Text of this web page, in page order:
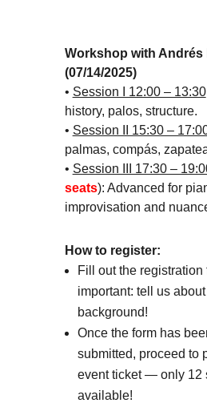
Workshop with Andrés
(07/14/2025)
• Session I 12:00 – 13:30
history, palos, structure.
• Session II 15:30 –
palmas, compás,
• Session III 17:30 –
seats): Advanced for
improvisation and
How to register:
Fill out the
important: tell us
background!
Once the form has
submitted, proceed to
event ticket — only 12
available!